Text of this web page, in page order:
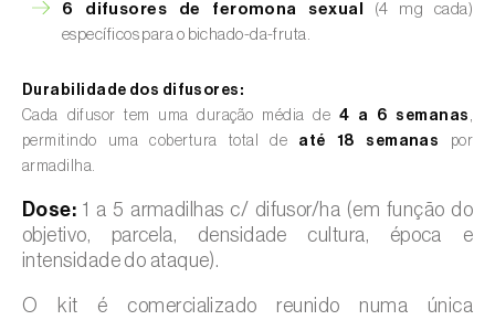
6 difusores de feromona sexual
(4 mg cada)
específicos para o bichado-da-fruta.
Durabilidade dos difusores:
Cada difusor tem uma duração média de 4 a 6 semanas ,
permitindo uma cobertura total de até 18 semanas por
armadilha.
Dose: 1 a 5 armadilhas c/ difusor/ha (em função do
objetivo, parcela, densidade cultura, época e
intensidade do ataque).
O kit é comercializado reunido numa única